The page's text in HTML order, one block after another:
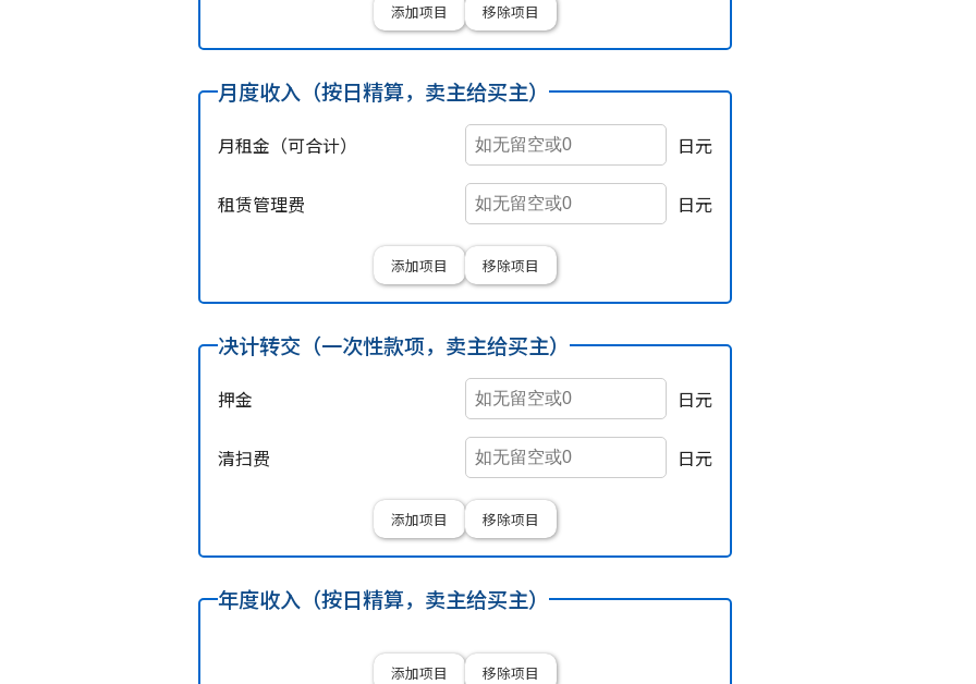
添加项目 移除项目
月度收入（按日精算，卖主给买主）
月租金（可合计） 日元
租赁管理费 日元
添加项目 移除项目
决计转交（一次性款项，卖主给买主）
押金 日元
清扫费 日元
添加项目 移除项目
年度收入（按日精算，卖主给买主）
添加项目 移除项目